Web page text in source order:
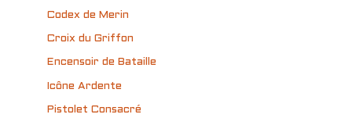
Codex de Merin
Croix du Griffon
Encensoir de Bataille
Icône Ardente
Pistolet Consacré